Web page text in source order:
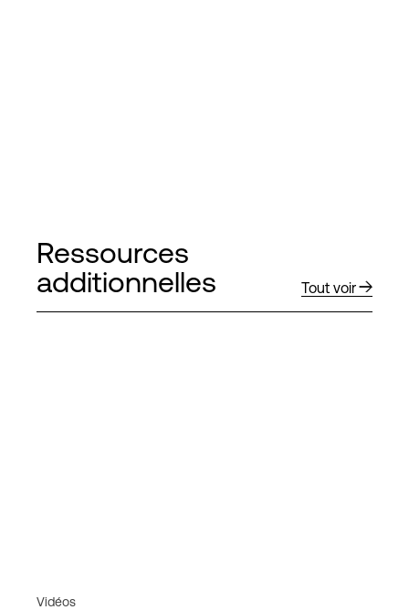
Ressources
additionnelles
Tout voir
Vidéos